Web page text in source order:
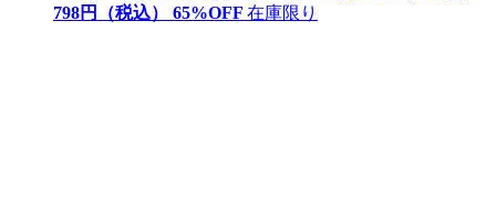
798円（税込） 65%OFF 在庫限り